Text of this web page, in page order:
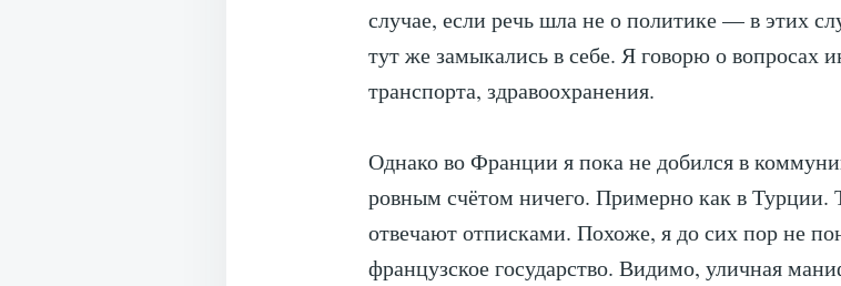
случае, если речь шла не о политике — в этих
тут же замыкались в себе. Я говорю о вопросах
транспорта, здравоохранения.
Однако во Франции я пока не добился в
ровным счётом ничего. Примерно как в Турции.
отвечают отписками. Похоже, я до сих пор не
французское государство. Видимо, уличная